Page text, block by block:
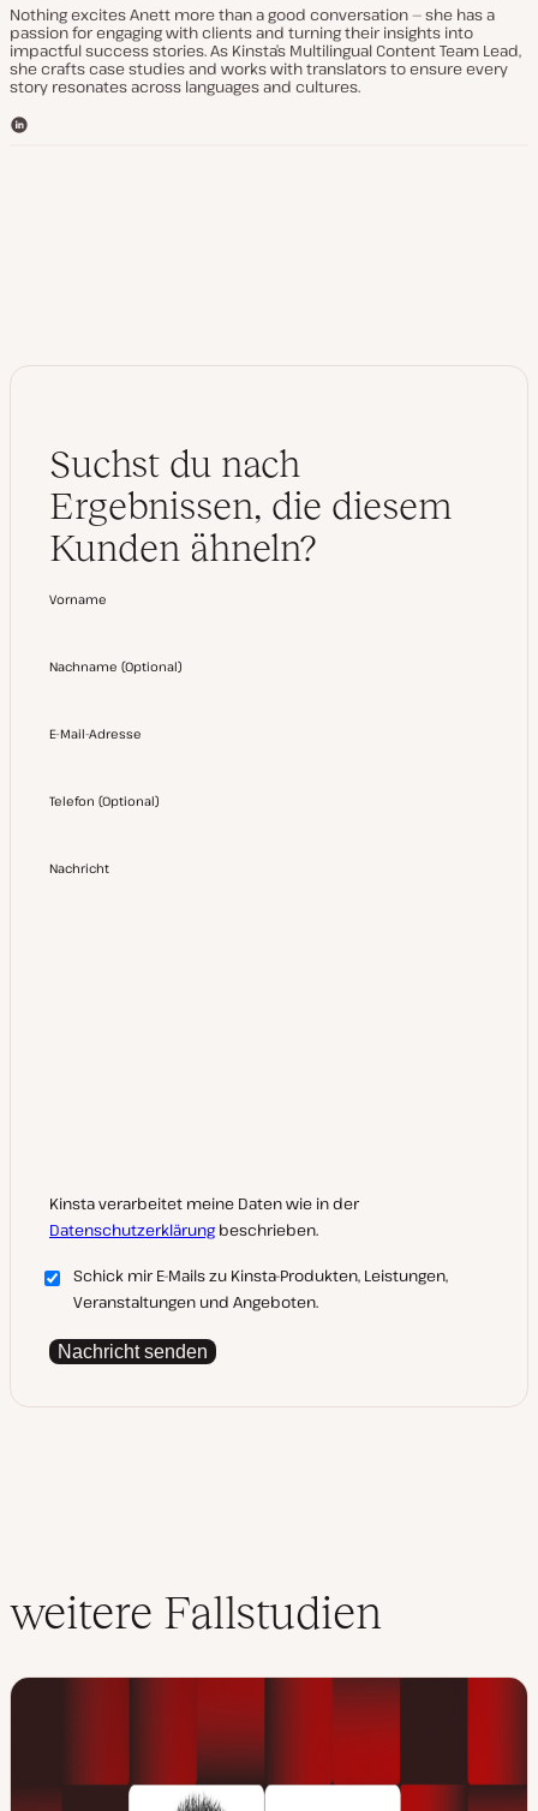
Nothing excites Anett more than a good conversation — she has a
passion for engaging with clients and turning their insights into
impactful success stories. As Kinsta’s Multilingual Content Team Lead,
she crafts case studies and works with translators to ensure every
story resonates across languages and cultures.
L
Suchst du nach
Ergebnissen, die diesem
Kunden ähneln?
Vorname
Nachname (Optional)
E-Mail-Adresse
Telefon (Optional)
Nachricht
Kinsta verarbeitet meine Daten wie in der
Datenschutzerklärungbeschrieben.
Schick mir E-Mails zu Kinsta-Produkten, Leistungen,
Veranstaltungen und Angeboten.
Nachricht senden
weitere Fallstudien